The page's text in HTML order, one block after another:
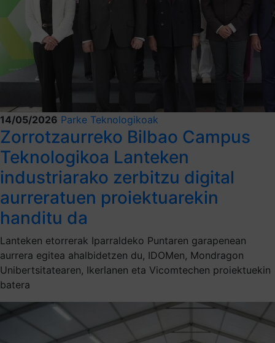
14/05/2026 Parke Teknologikoak
Zorrotzaurreko Bilbao Campus
Teknologikoa Lanteken
industriarako zerbitzu digital
aurreratuen proiektuarekin
handitu da
Lanteken etorrerak Iparraldeko Puntaren garapenean
aurrera egitea ahalbidetzen du, IDOMen, Mondragon
Unibertsitatearen, Ikerlanen eta Vicomtechen proiektuekin
batera